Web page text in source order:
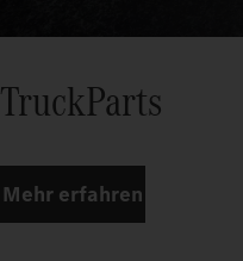
TruckParts
Mehr erfahren